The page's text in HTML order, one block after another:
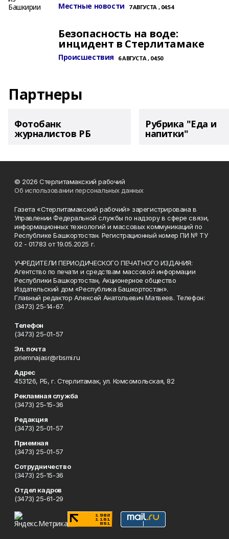
Местные новости 7 АВГУСТА , 04:54
Безопасность на воде:
инцидент в Стерлитамаке
Происшествия 6 АВГУСТА , 04:50
Партнеры
Фотобанк
журналистов РБ
Рубрика "Еда и
напитки"
© 2026 Стерлитамакский рабочий
Об использовании персональных данных
Газета «Стерлитамакский рабочий» зарегистрирована в
Управлении Федеральной службы по надзору в сфере связи,
информационных технологий и массовых коммуникаций по
Республике Башкортостан. Регистрационный номер ПИ № ТУ
02 - 01783 от 19.05.2025 г.
УЧРЕДИТЕЛИ ПЕРИОДИЧЕСКОГО ПЕЧАТНОГО ИЗДАНИЯ:
Агентство по печати и средствам массовой информации
Республики Башкортостан, Акционерное общество
Издательский дом «Республика Башкортостан».
Главный редактор Алексей Анатольевич Матвеев. Телефон:
(3473) 25-14-67.
Телефон
(3473) 25-01-57
Эл. почта
priemnajasr@rbsmi.ru
Адрес
453126, РБ, г. Стерлитамак, ул. Комсомольская, 82
Рекламная служба
(3473) 25-15-36
Редакция
(3473) 25-01-57
Приемная
(3473) 25-01-57
Сотрудничество
(3473) 25-15-36
Отдел кадров
(3473) 25-61-29